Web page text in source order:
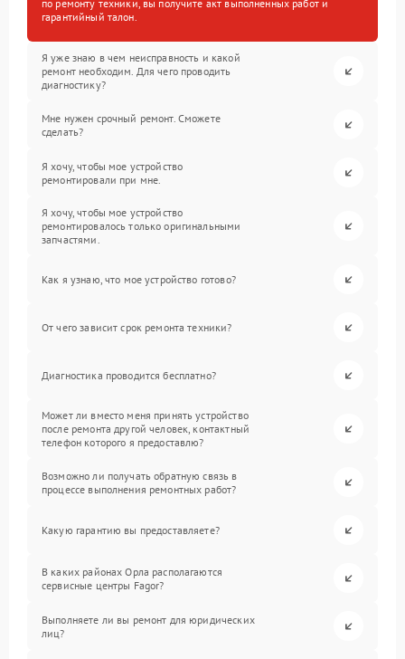
по ремонту техники, вы получите акт выполненных работ и
гарантийный талон.
Я уже знаю в чем неисправность и какой
ремонт необходим. Для чего проводить
диагностику?
Мне нужен срочный ремонт. Сможете
сделать?
Я хочу, чтобы мое устройство
ремонтировали при мне.
Я хочу, чтобы мое устройство
ремонтировалось только оригинальными
запчастями.
Как я узнаю, что мое устройство готово?
От чего зависит срок ремонта техники?
Диагностика проводится бесплатно?
Может ли вместо меня принять устройство
после ремонта другой человек, контактный
телефон которого я предоставлю?
Возможно ли получать обратную связь в
процессе выполнения ремонтных работ?
Какую гарантию вы предоставляете?
В каких районах Орла располагаются
сервисные центры Fagor?
Выполняете ли вы ремонт для юридических
лиц?